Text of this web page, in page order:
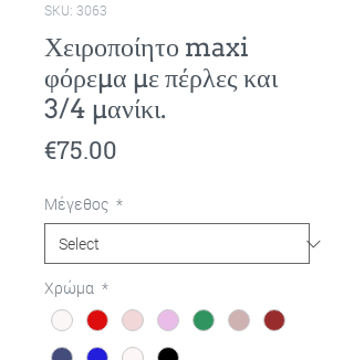
SKU: 3063
Χειροποίητο maxi
φόρεμα με πέρλες και
3/4 μανίκι.
€75.00
Μέγεθος *
Χρώμα *